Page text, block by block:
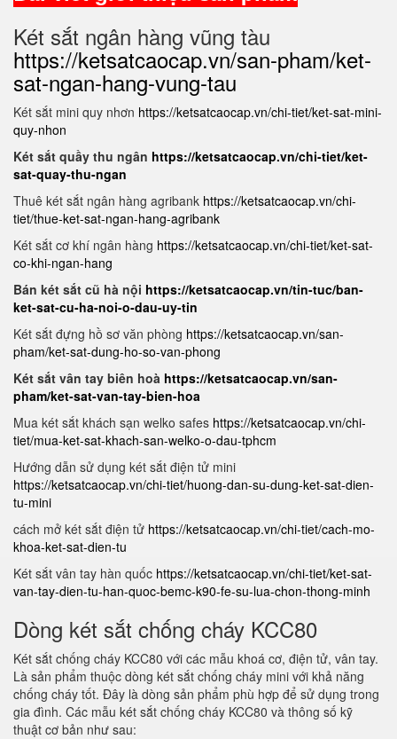
Két sắt ngân hàng vũng tàu
https://ketsatcaocap.vn/san-pham/ket-
sat-ngan-hang-vung-tau
Két sắt mini quy nhơn https://ketsatcaocap.vn/chi-tiet/ket-sat-mini-
quy-nhon
Két sắt quầy thu ngân https://ketsatcaocap.vn/chi-tiet/ket-
sat-quay-thu-ngan
Thuê két sắt ngân hàng agribank https://ketsatcaocap.vn/chi-
tiet/thue-ket-sat-ngan-hang-agribank
Két sắt cơ khí ngân hàng https://ketsatcaocap.vn/chi-tiet/ket-sat-
co-khi-ngan-hang
Bán két sắt cũ hà nội https://ketsatcaocap.vn/tin-tuc/ban-
ket-sat-cu-ha-noi-o-dau-uy-tin
Két sắt đựng hồ sơ văn phòng https://ketsatcaocap.vn/san-
pham/ket-sat-dung-ho-so-van-phong
Két sắt vân tay biên hoà https://ketsatcaocap.vn/san-
pham/ket-sat-van-tay-bien-hoa
Mua két sắt khách sạn welko safes https://ketsatcaocap.vn/chi-
tiet/mua-ket-sat-khach-san-welko-o-dau-tphcm
Hướng dẫn sử dụng két sắt điện tử mini
https://ketsatcaocap.vn/chi-tiet/huong-dan-su-dung-ket-sat-dien-
tu-mini
cách mở két sắt điện tử https://ketsatcaocap.vn/chi-tiet/cach-mo-
khoa-ket-sat-dien-tu
Két sắt vân tay hàn quốc https://ketsatcaocap.vn/chi-tiet/ket-sat-
van-tay-dien-tu-han-quoc-bemc-k90-fe-su-lua-chon-thong-minh
Dòng két sắt chống cháy KCC80
Két sắt chống cháy KCC80 với các mẫu khoá cơ, điện tử, vân tay.
Là sản phẩm thuộc dòng két sắt chống cháy mini với khả năng
chống cháy tốt. Đây là dòng sản phẩm phù hợp để sử dụng trong
gia đình. Các mẫu két sắt chống cháy KCC80 và thông số kỹ
thuật cơ bản như sau: